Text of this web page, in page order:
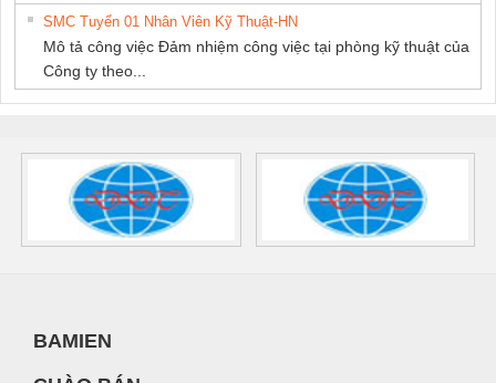
SMC Tuyển 01 Nhân Viên Kỹ Thuật-HN
Mô tả công việc Đảm nhiệm công việc tại phòng kỹ thuật của
Công ty theo...
BAMIEN